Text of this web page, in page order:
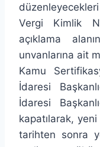
Vergi Kimlik
açıklama
unvanlarına ait
Kamu
İdaresi
İdaresi
kapatılarak,
tarihten sonra